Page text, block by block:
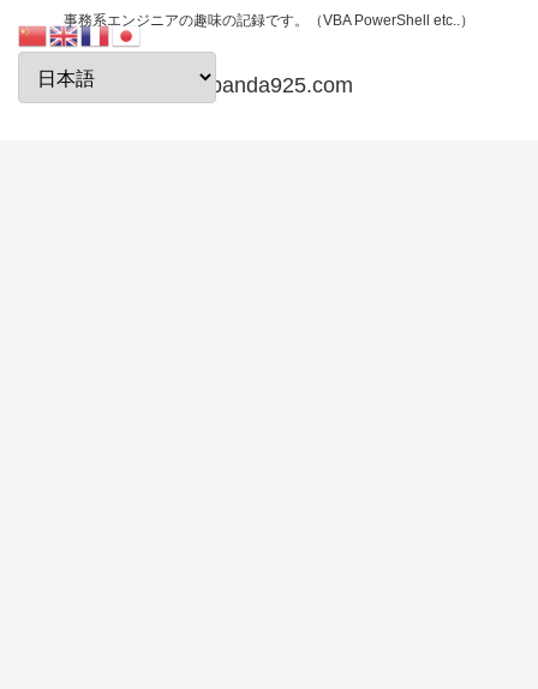
事務系エンジニアの趣味の記録です。（VBA PowerShell etc..）
papanda925.com